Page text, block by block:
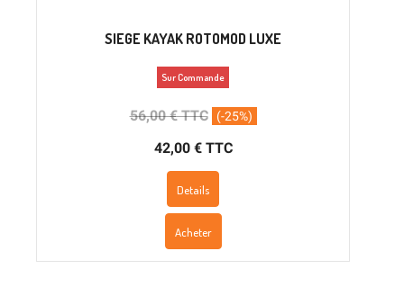
SIEGE KAYAK ROTOMOD LUXE
Sur Commande
56,00 € TTC (-25%)
42,00 € TTC
Details
Acheter